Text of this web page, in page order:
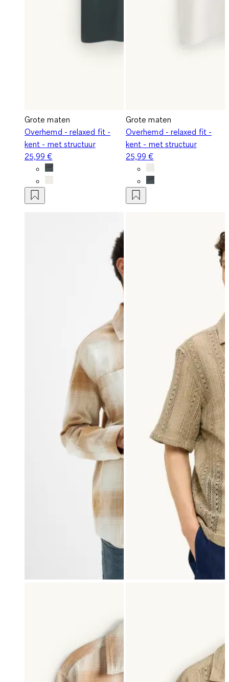
Grote maten
Overhemd - relaxed fit -
kent - met structuur
25,99 €
Grote maten
Overhemd - relaxed fit -
kent - met structuur
25,99 €